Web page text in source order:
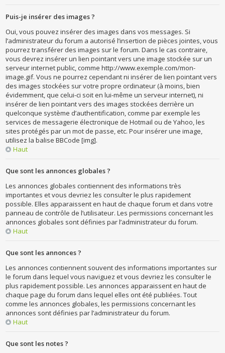
Puis-je insérer des images ?
Oui, vous pouvez insérer des images dans vos messages. Si
l’administrateur du forum a autorisé l’insertion de pièces jointes, vous
pourrez transférer des images sur le forum. Dans le cas contraire,
vous devrez insérer un lien pointant vers une image stockée sur un
serveur internet public, comme http://www.exemple.com/mon-
image.gif. Vous ne pourrez cependant ni insérer de lien pointant vers
des images stockées sur votre propre ordinateur (à moins, bien
évidemment, que celui-ci soit en lui-même un serveur internet), ni
insérer de lien pointant vers des images stockées derrière un
quelconque système d’authentification, comme par exemple les
services de messagerie électronique de Hotmail ou de Yahoo, les
sites protégés par un mot de passe, etc. Pour insérer une image,
utilisez la balise BBCode [img].
Haut
Que sont les annonces globales ?
Les annonces globales contiennent des informations très
importantes et vous devriez les consulter le plus rapidement
possible. Elles apparaissent en haut de chaque forum et dans votre
panneau de contrôle de l’utilisateur. Les permissions concernant les
annonces globales sont définies par l’administrateur du forum.
Haut
Que sont les annonces ?
Les annonces contiennent souvent des informations importantes sur
le forum dans lequel vous naviguez et vous devriez les consulter le
plus rapidement possible. Les annonces apparaissent en haut de
chaque page du forum dans lequel elles ont été publiées. Tout
comme les annonces globales, les permissions concernant les
annonces sont définies par l’administrateur du forum.
Haut
Que sont les notes ?